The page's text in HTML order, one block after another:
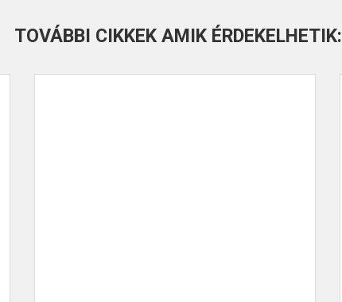
TOVÁBBI CIKKEK AMIK ÉRDEKELHETIK: